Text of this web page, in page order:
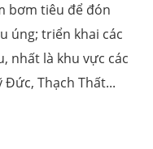
bơm tiêu để đón
úng; triển khai các
nhất là khu vực các
Đức, Thạch Thất...